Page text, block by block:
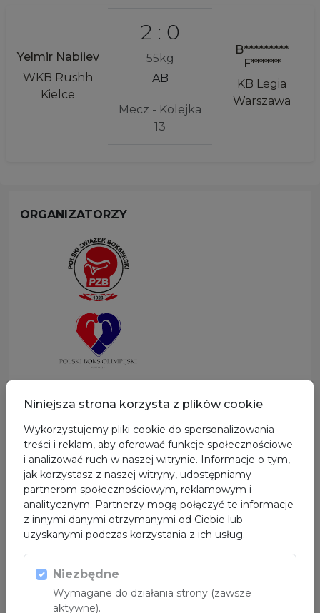
Yelmir Nabiiev
WKB Rushh
Kielce
2 : 0
55kg
AB
Mecz - Kolejka
13
B*********
F******
KB Legia
Warszawa
ORGANIZATORZY
SPONSOR GŁÓWNY
Niniejsza strona korzysta z plików cookie
Wykorzystujemy pliki cookie do spersonalizowania
treści i reklam, aby oferować funkcje społecznościowe
i analizować ruch w naszej witrynie. Informacje o tym,
jak korzystasz z naszej witryny, udostępniamy
partnerom społecznościowym, reklamowym i
analitycznym. Partnerzy mogą połączyć te informacje
z innymi danymi otrzymanymi od Ciebie lub
uzyskanymi podczas korzystania z ich usług.
Niezbędne
Wymagane do działania strony (zawsze
aktywne).